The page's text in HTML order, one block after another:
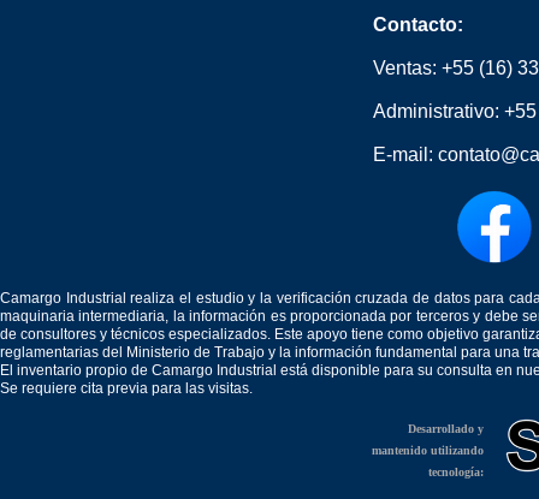
Contacto:
Ventas: +55 (16)
Administrativo:
E-mail:
Camargo Industrial realiza el estudio y la verificación cruzada de datos para
maquinaria intermediaria, la información es proporcionada por terceros y debe
de consultores y técnicos especializados. Este apoyo tiene como objetivo
reglamentarias del Ministerio de Trabajo y la información fundamental para una
El inventario propio de Camargo Industrial está disponible para su consulta en
Se requiere cita previa para las visitas.
Desarrollado y
mantenido utilizando
tecnología: